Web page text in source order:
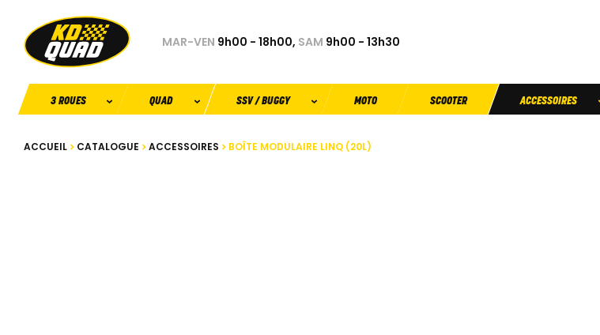
MAR-VEN 9h00 - 18h00, SAM 9h00 - 13h30
3 ROUES QUAD SSV / BUGGY MOTO SCOOTER ACCESSOIRES
ACCUEIL CATALOGUE ACCESSOIRES BOÎTE MODULAIRE LINQ (20L)